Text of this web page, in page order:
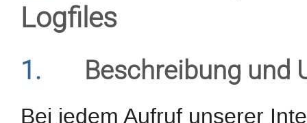
Logfiles
1. Beschreibung und
Bei jedem Aufruf unserer